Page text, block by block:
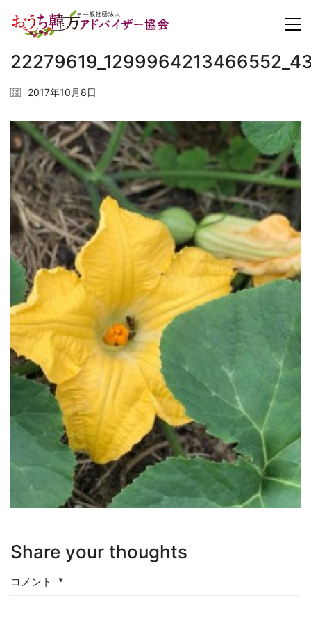
2017年10月8日
Share your thoughts
コメント *